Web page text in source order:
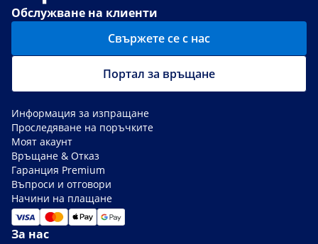
Обслужване на клиенти
Свържете се с нас
Портал за връщане
Информация за изпращане
Проследяване на поръчките
Моят акаунт
Връщане & Отказ
Гаранция Premium
Въпроси и отговори
Начини на плащане
За нас